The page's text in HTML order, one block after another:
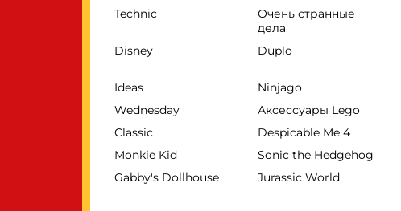
Technic
Очень странные
дела
Disney Duplo
Ideas Ninjago
Wednesday
Аксессуары Lego
Classic
Despicable Me 4
Monkie Kid
Sonic the Hedgehog
Gabby's Dollhouse
Jurassic World